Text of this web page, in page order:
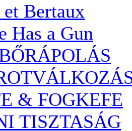
Bertaux
Has a Gun
& FOGKEFE
TISZTASÁG